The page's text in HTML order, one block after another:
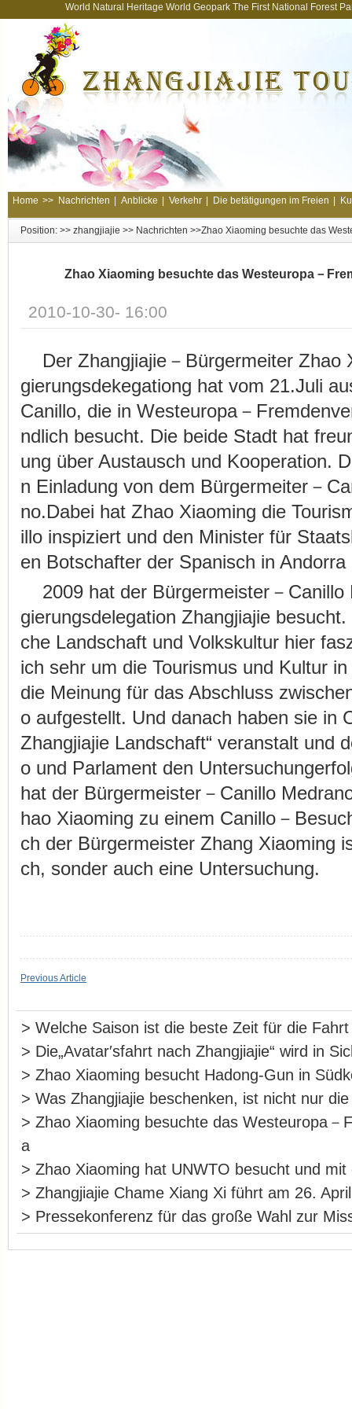
World Natural Heritage World Geopark The First National
Home >> Nachrichten Anblicke Verkehr Die betätigungen im Freien
Position: >> zhangjiajie >> Nachrichten >>Zhao Xiaoming besuchte das
Zhao Xiaoming besuchte das Westeuropa－
2010-10-30- 16:00
Der Zhangjiajie－Bürgermeiter Zhao
gierungsdekegationg hat vom 21.Juli
Canillo, die in Westeuropa－
ndlich besucht. Die beide Stadt hat
ung über Austausch und Kooperation.
n Einladung von dem Bürgermeiter－
no.Dabei hat Zhao Xiaoming die
illo inspiziert und den Minister für
en Botschafter der Spanisch in Andorra
2009 hat der Bürgermeister－
gierungsdelegation Zhangjiajie
che Landschaft und Volkskultur hier
ich sehr um die Tourismus und Kultur
die Meinung für das Abschluss
o aufgestellt. Und danach haben sie in
Zhangjiajie Landschaft“ veranstalt und
o und Parlament den
hat der Bürgermeister－Canillo
hao Xiaoming zu einem Canillo－
ch der Bürgermeister Zhang Xiaoming
ch, sonder auch eine Untersuchung.
Previous Article
> Welche Saison ist die beste Zeit für die
> Die„Avatar′sfahrt nach Zhangjiajie“ wird in
> Zhao Xiaoming besucht Hadong-Gun in
> Was Zhangjiajie beschenken, ist nicht nur
> Zhao Xiaoming besuchte das Westeuropa－
a
> Zhao Xiaoming hat UNWTO besucht und mit
> Zhangjiajie Chame Xiang Xi führt am 26.
> Pressekonferenz für das große Wahl zur